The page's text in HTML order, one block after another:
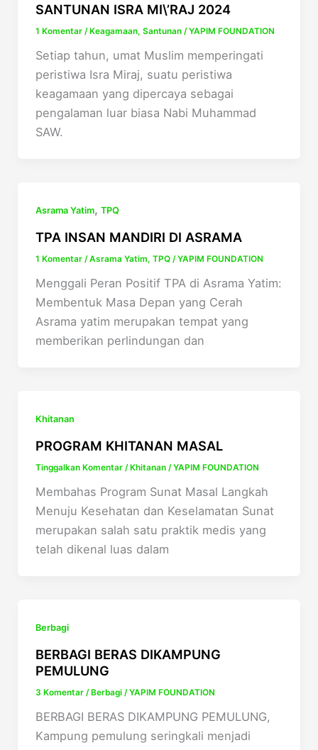
SANTUNAN ISRA MI\’RAJ 2024
1 Komentar / Keagamaan, Santunan/YAPIM FOUNDATION
Setiap tahun, umat Muslim memperingati
peristiwa Isra Miraj, suatu peristiwa
keagamaan yang dipercaya sebagai
pengalaman luar biasa Nabi Muhammad
SAW.
Asrama Yatim, TPQ
TPA INSAN MANDIRI DI ASRAMA
1 Komentar /Asrama Yatim, TPQ/YAPIM FOUNDATION
Menggali Peran Positif TPA di Asrama Yatim:
Membentuk Masa Depan yang Cerah
Asrama yatim merupakan tempat yang
memberikan perlindungan dan
Khitanan
PROGRAM KHITANAN MASAL
Tinggalkan Komentar / Khitanan/YAPIM FOUNDATION
Membahas Program Sunat Masal Langkah
Menuju Kesehatan dan Keselamatan Sunat
merupakan salah satu praktik medis yang
telah dikenal luas dalam
Berbagi
BERBAGI BERAS DIKAMPUNG
PEMULUNG
3 Komentar /Berbagi/YAPIM FOUNDATION
BERBAGI BERAS DIKAMPUNG PEMULUNG,
Kampung pemulung seringkali menjadi